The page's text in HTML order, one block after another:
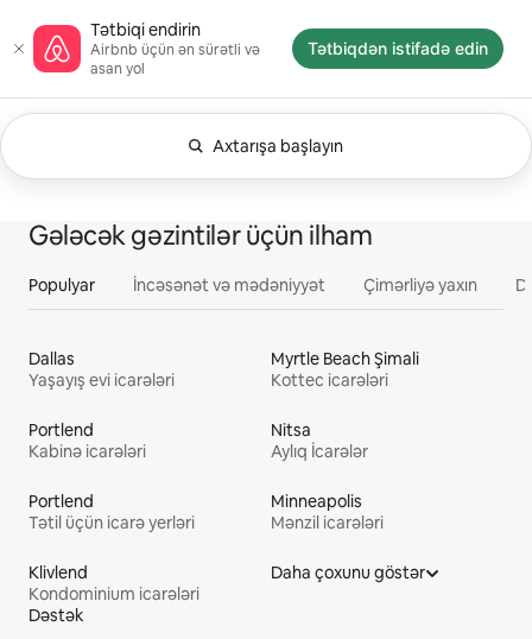
Airbnb ana səhifəsi
Tətbiqi endirin
Airbnb üçün ən sürətli və
asan yol
Tətbiqdən istifadə edin
Axtarışa başlayın
Hazırda İstənilən vaxt göstərilir. Axtarışı
Hamısı
Evlər Təcrübələr
Gələcək gəzintilər üçün ilham
Populyar İncəsənət və mədəniyyət Çimərliyə yaxın
Dallas
Yaşayış evi icarələri
Myrtle Beach Şimali
Kottec icarələri
Portlend
Kabinə icarələri
Nitsa
Aylıq İcarələr
Portlend
Tətil üçün icarə yerləri
Minneapolis
Mənzil icarələri
Klivlend
Kondominium icarələri
Daha çoxunu göstər
Saytın Futeri
Dəstək